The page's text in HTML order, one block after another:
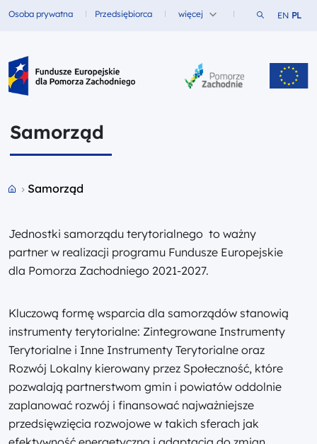
Fundusze dla
Osoba prywatna Fundusze dla
Przedsiębiorca więcej Szukaj w
EN PL
Fundusze Europejskie dla Pomorza Zachodniego
Samorząd
Przejdź do strony głównej portalu
Samorząd
Jednostki samorządu terytorialnego to ważny
partner w realizacji programu Fundusze Europejskie
dla Pomorza Zachodniego 2021-2027.
Kluczową formę wsparcia dla samorządów stanowią
instrumenty terytorialne: Zintegrowane Instrumenty
Terytorialne i Inne Instrumenty Terytorialne oraz
Rozwój Lokalny kierowany przez Społeczność, które
pozwalają partnerstwom gmin i powiatów oddolnie
zaplanować rozwój i finansować najważniejsze
przedsięwzięcia rozwojowe w takich sferach jak